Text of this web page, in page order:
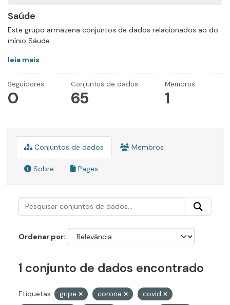
Saúde
Este grupo armazena conjuntos de dados relacionados ao do
mínio Sáude.
leia mais
Seguidores
0
Conjuntos de dados
65
Membros
1
Conjuntos de dados Membros
Sobre Pages
Ordenar por
1 conjunto de dados encontrado
Etiquetas: gripe corona
covid